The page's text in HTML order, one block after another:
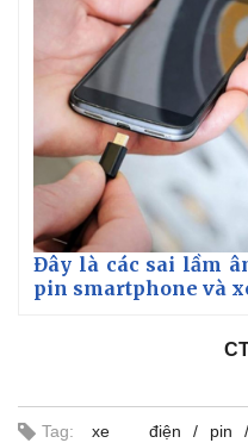
Đây là các sai lầm
pin smartphone và
Tag: xe điện pin